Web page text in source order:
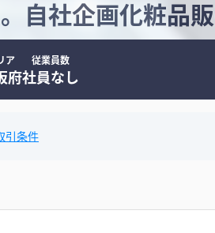
自社企画化粧品
ア
府
従業員数
社員なし
引条件